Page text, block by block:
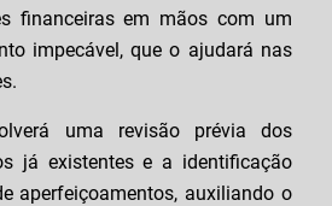
financeiras em mãos com um
impecável, que o ajudará nas
uma revisão prévia dos
já existentes e a identificação
aperfeiçoamentos, auxiliando o